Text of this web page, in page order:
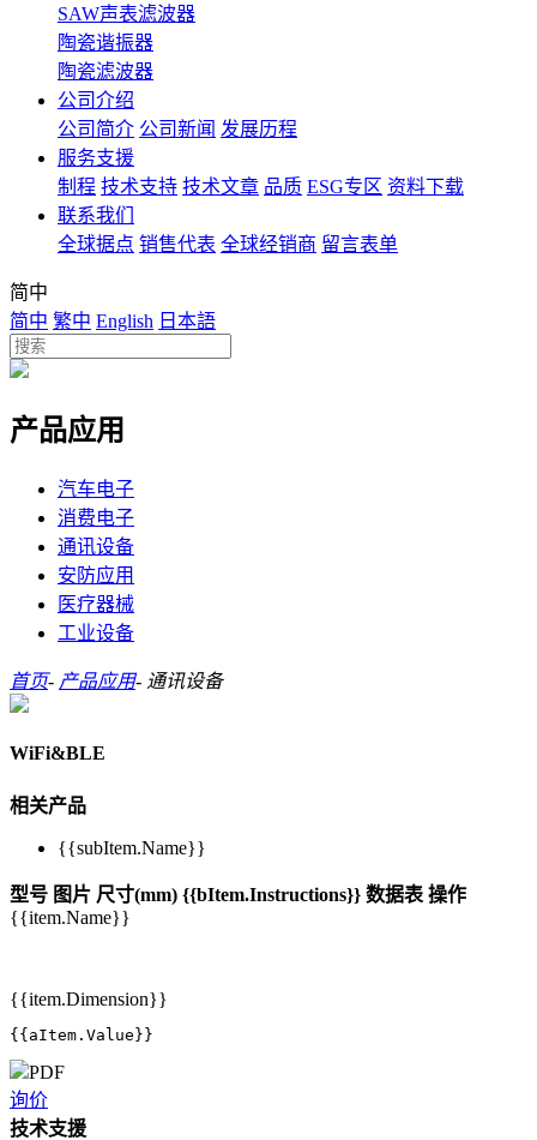
SAW声表滤波器
陶瓷谐振器
陶瓷滤波器
公司介绍
公司简介 公司新闻 发展历程
服务支援
制程 技术支持 技术文章 品质 ESG专区 资料下载
联系我们
全球据点 销售代表 全球经销商 留言表单
简中
简中 繁中 English 日本語
产品应用
汽车电子
消费电子
通讯设备
安防应用
医疗器械
工业设备
首页- 产品应用- 通讯设备
WiFi&BLE
相关产品
{{subItem.Name}}
型号 图片 尺寸(mm) {{bItem.Instructions}} 数据表 操作
{{item.Name}}
{{item.Dimension}}
{{aItem.Value}}
PDF
询价
技术支援